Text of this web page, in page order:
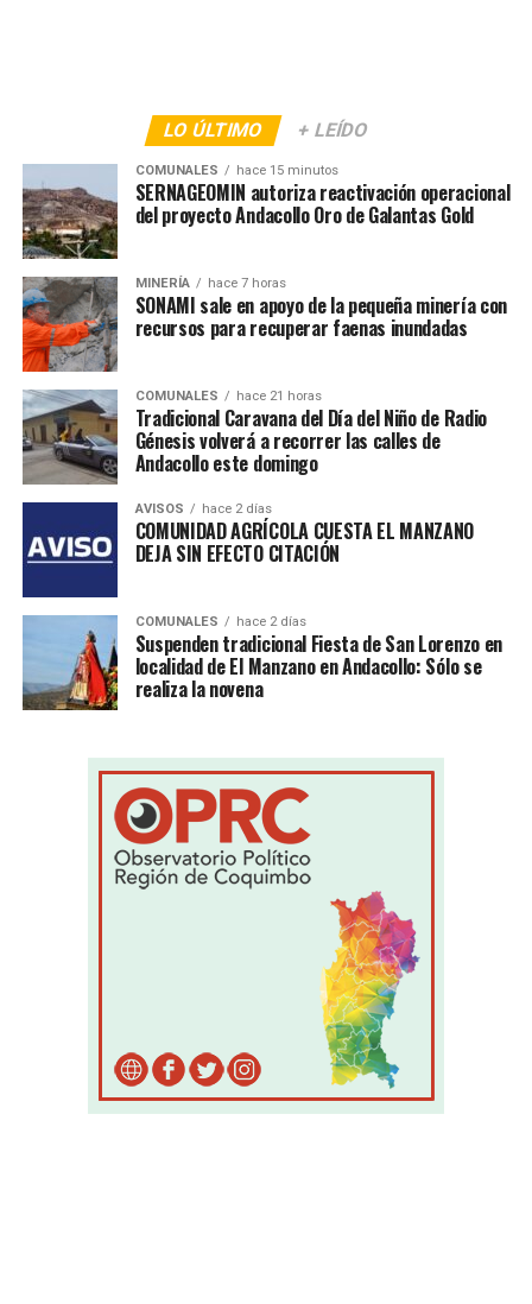
LO ÚLTIMO + LEÍDO
COMUNALES hace 15 minutos
SERNAGEOMIN autoriza reactivación operacional
del proyecto Andacollo Oro de Galantas Gold
MINERÍA hace 7 horas
SONAMI sale en apoyo de la pequeña minería con
recursos para recuperar faenas inundadas
COMUNALES hace 21 horas
Tradicional Caravana del Día del Niño de Radio
Génesis volverá a recorrer las calles de
Andacollo este domingo
AVISOS hace 2 días
COMUNIDAD AGRÍCOLA CUESTA EL MANZANO
DEJA SIN EFECTO CITACIÓN
COMUNALES hace 2 días
Suspenden tradicional Fiesta de San Lorenzo en
localidad de El Manzano en Andacollo: Sólo se
realiza la novena